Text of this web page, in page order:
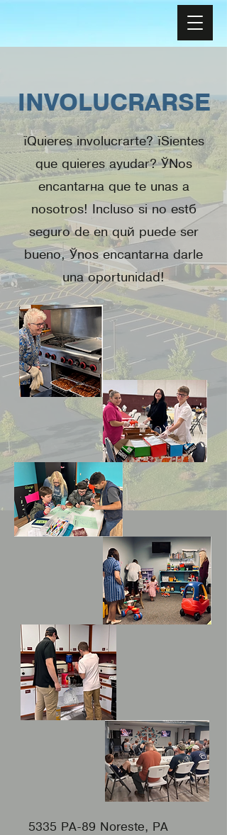
INVOLUCRARSE
¿Quieres involucrarte? ¿Sientes
que quieres ayudar? ¡Nos
encantaría que te unas a
nosotros! Incluso si no está
seguro de en qué puede ser
bueno, ¡nos encantaría darle
una oportunidad!
5335 PA-89 Noreste, PA